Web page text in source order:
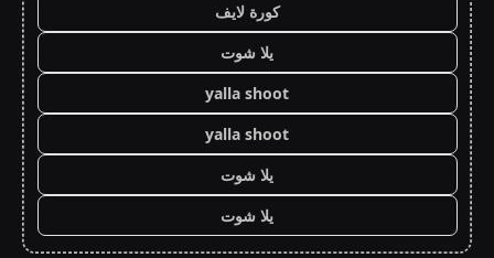
كورة لايف
يلا شوت
yalla shoot
yalla shoot
يلا شوت
يلا شوت